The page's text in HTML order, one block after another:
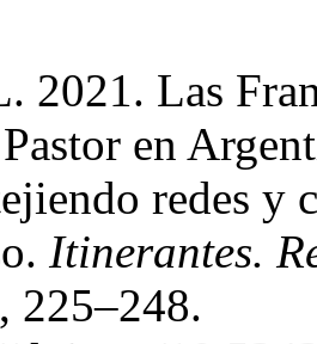
2021. Las
en
redes y
Itinerantes.
225–248.